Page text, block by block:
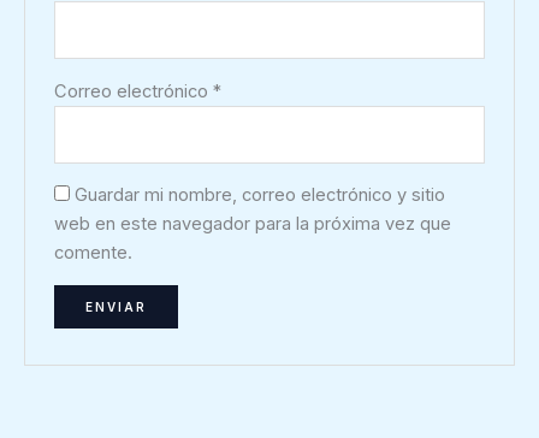
Correo electrónico*
Guardar mi nombre, correo electrónico y sitio
web en este navegador para la próxima vez que
comente.